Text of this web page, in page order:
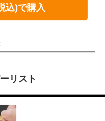
込)で購入
リスト